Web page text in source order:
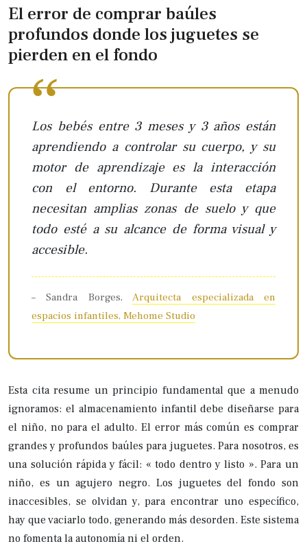
El error de comprar baúles
profundos donde los juguetes se
pierden en el fondo
Los bebés entre 3 meses y 3 años están
aprendiendo a controlar su cuerpo, y su
motor de aprendizaje es la interacción
con el entorno. Durante esta etapa
necesitan amplias zonas de suelo y que
todo esté a su alcance de forma visual y
accesible.
– Sandra Borges,Arquitecta especializada en
espacios infantiles, Mehome Studio
Esta cita resume un principio fundamental que a menudo
ignoramos: el almacenamiento infantil debe diseñarse para
el niño, no para el adulto. El error más común es comprar
grandes y profundos baúles para juguetes. Para nosotros, es
una solución rápida y fácil: « todo dentro y listo ». Para un
niño, es un agujero negro. Los juguetes del fondo son
inaccesibles, se olvidan y, para encontrar uno específico,
hay que vaciarlo todo, generando más desorden. Este sistema
no fomenta la autonomía ni el orden.